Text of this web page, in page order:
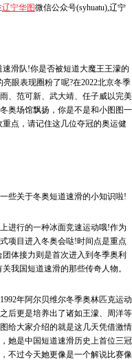
辽宁华图微信公众号(syhuatu),辽宁
滑队!你是否被短道大魔王王濛的
眼表现圈粉了呢?在2022北京冬季
、范可新、武大靖、任子威以完美
奥场馆飘扬，你是不是和小图图一
点，请记住这几位夺冠的奥运健
关于冬奥短道速滑的小知识啦!
行的一种冰面竞速运动哦!作为
项目进入冬奥会哒!时间点是重点
体接力则是首次进入到冬季奥利
我国短道速滑的那些传奇人物。
年阿尔贝维尔冬季奥林匹克运动
后更是培养出了诸如王濛、周洋等
给大家介绍的就是这几天凭借激情
她是中国短道速滑历史上首位三冠
不过今天她更像是一个解说比赛像